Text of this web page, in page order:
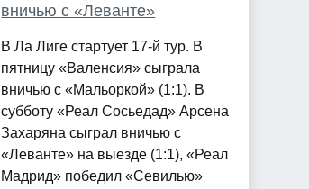
вничью с «Леванте»
В Ла Лиге стартует 17-й тур. В
пятницу «Валенсия» сыграла
вничью с «Мальоркой» (1:1). В
субботу «Реал Сосьедад» Арсена
Захаряна сыграл вничью с
«Леванте» на выезде (1:1), «Реал
Мадрид» победил «Севилью»